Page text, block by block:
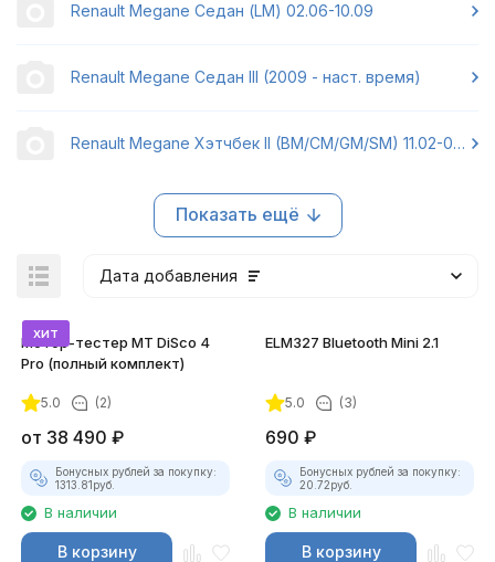
Renault Megane Седан (LM) 02.06-10.09
Renault Megane Седан III (2009 - наст. время)
Renault Megane Хэтчбек II (BM/CM/GM/SM) 11.02-01.06
Показать ещё
Дата добавления
хит
Мотор-тестер MT DiSco 4
Pro (полный комплект)
5.0 (2)
от 38 490 ₽
Бонусных рублей за покупку:
1313.81руб.
В наличии
В корзину
ELM327 Bluetooth Mini 2.1
5.0 (3)
690 ₽
Бонусных рублей за покупку:
20.72руб.
В наличии
В корзину